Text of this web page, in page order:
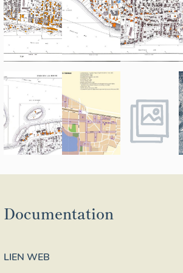
Documentation
LIEN WEB